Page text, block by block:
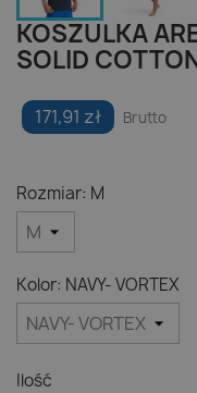
KOSZULKA
SOLID
171,91 zł Brutto
Rozmiar: M
Kolor: NAVY- VORTEX
Ilość